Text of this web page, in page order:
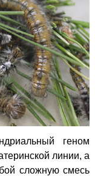
геном
линии, а
сложную смесь